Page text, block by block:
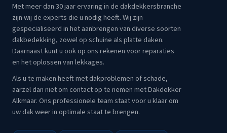
Met meer dan 30 jaar ervaring in de dakdekkersbranche
zijn wij de experts die u nodig heeft. Wij zijn
gespecialiseerd in het aanbrengen van diverse soorten
dakbedekking, zowel op schuine als platte daken.
Daarnaast kunt u ook op ons rekenen voor reparaties
en het oplossen van lekkages.
Als u te maken heeft met dakproblemen of schade,
aarzel dan niet om contact op te nemen met Dakdekker
Alkmaar. Ons professionele team staat voor u klaar om
uw dak weer in optimale staat te brengen.